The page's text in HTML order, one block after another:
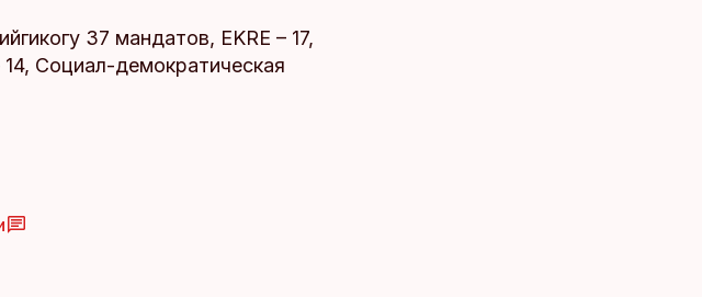
37 мандатов, EKRE – 17,
Социал-демократическая